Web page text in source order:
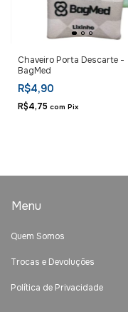
Chaveiro Porta Descarte -
BagMed
R$4,90
R$4,75 com Pix
Menu
Quem Somos
Trocas e Devoluções
Política de Privacidade